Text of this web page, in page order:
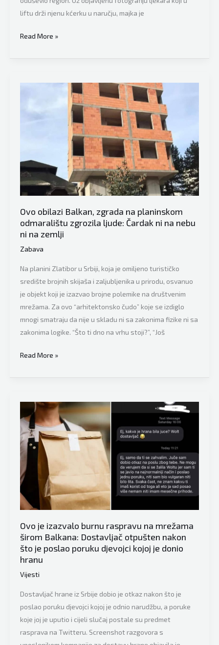
liftu drži njenu kćerku u naručju, majka je
Ovo
širi
Balkan:
nosio
moje
dijete”
Read More »
Ovo obilazi Balkan, zgrada na planinskom
odmaralištu zgrozila ljude: Čardak ni na nebu
ni na zemlji
Zabava
Na planini Zlatibor u Srbiji, koja je omiljeno turističko
središte brojnih skijaša i zaljubljenika u prirodu, osvanuo
je objekt koji je izazvao brojne polemike na društvenim
mrežama. Za ovo “arhitektonsko čudo” koje se izdiglo
mnogi smatraju da nije u skladu ni sa zakonima fizike ni sa
zakonima logike. “Što ti dno na vrhu stoji?”, “Još
Ovo
Balkan,
planinskom
odmaralištu
zgrozila
ljude:
Čardak
ni
na
nebu
na
zemlji
Read More »
Ovo je izazvalo burnu raspravu na mrežama
širom Balkana: Dostavljač otpušten nakon
što je poslao poruku djevojci kojoj je donio
hranu
Vijesti
Dostavljač hrane iz Srbije dobio je otkaz nakon što je
poslao poruku djevojci kojoj je odnio narudžbu, a poruke
koje joj je uputio i cijeli slučaj postale su predmet
rasprava na Twitteru. Screenshot razgovora s